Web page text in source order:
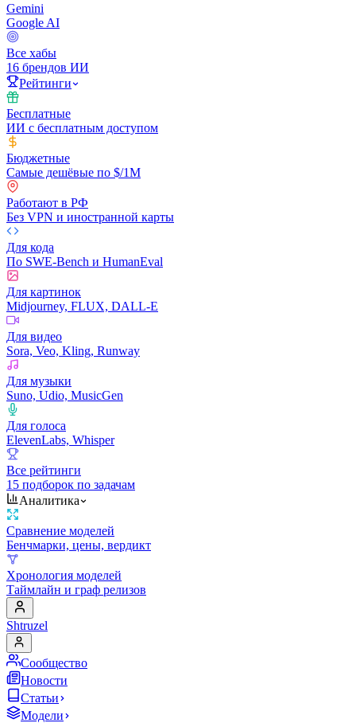
Gemini
Google AI
Все хабы
16 брендов ИИ
Рейтинги
Бесплатные
ИИ с бесплатным доступом
Бюджетные
Самые дешёвые по $/1M
Работают в РФ
Без VPN и иностранной карты
Для кода
По SWE-Bench и HumanEval
Для картинок
Midjourney, FLUX, DALL-E
Для видео
Sora, Veo, Kling, Runway
Для музыки
Suno, Udio, MusicGen
Для голоса
ElevenLabs, Whisper
Все рейтинги
15 подборок по задачам
Аналитика
Сравнение моделей
Бенчмарки, цены, вердикт
Хронология моделей
Таймлайн и граф релизов
Shtruzel
Сообщество
Новости
Статьи
Модели